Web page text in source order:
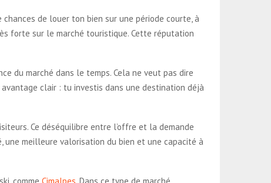
de louer ton bien sur une période courte, à
forte sur le marché touristique. Cette réputation
du marché dans le temps. Cela ne veut pas dire
clair : tu investis dans une destination déjà
Ce déséquilibre entre l’offre et la demande
une meilleure valorisation du bien et une capacité à
comme Cimalpes. Dans ce type de marché,